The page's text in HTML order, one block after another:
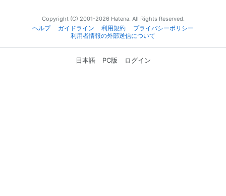
Copyright (C) 2001-2026 Hatena. All Rights Reserved.
ヘルプ
ガイドライン 利用規約
プライバシーポリシー
利用者情報の外部送信について
日本語 PC版 ログイン